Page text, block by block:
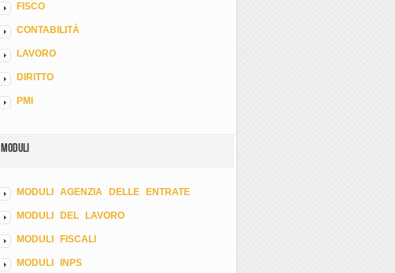
FISCO
CONTABILITÀ
LAVORO
DIRITTO
PMI
MODULI
MODULI AGENZIA DELLE ENTRATE
MODULI DEL LAVORO
MODULI FISCALI
MODULI INPS